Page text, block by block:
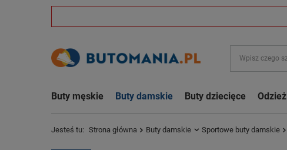
Buty męskie Buty damskie Buty dziecięce Odzież
Jesteś tu: Strona główna Buty damskie Sportowe buty damskie